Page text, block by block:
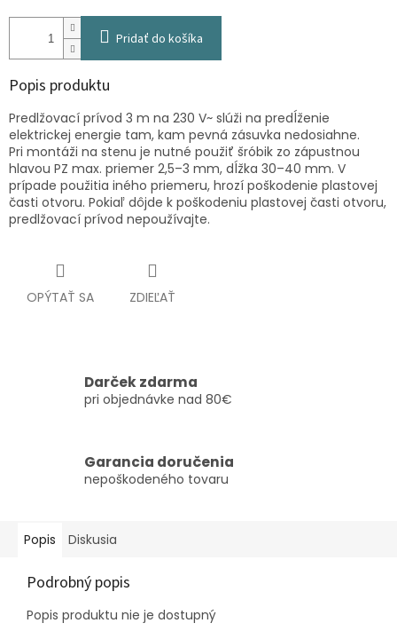
Pridať do košíka
Popis produktu
Predlžovací prívod 3 m na 230 V~ slúži na predĺženie
elektrickej energie tam, kam pevná zásuvka nedosiahne.
Pri montáži na stenu je nutné použiť šróbik zo zápustnou
hlavou PZ max. priemer 2,5–3 mm, dĺžka 30–40 mm. V
prípade použitia iného priemeru, hrozí poškodenie plastovej
časti otvoru. Pokiaľ dôjde k poškodeniu plastovej časti otvoru,
predlžovací prívod nepoužívajte.
OPÝTAŤ SA ZDIEĽAŤ
Darček zdarma
pri objednávke nad 80€
Garancia doručenia
nepoškodeného tovaru
Popis Diskusia
Podrobný popis
Popis produktu nie je dostupný